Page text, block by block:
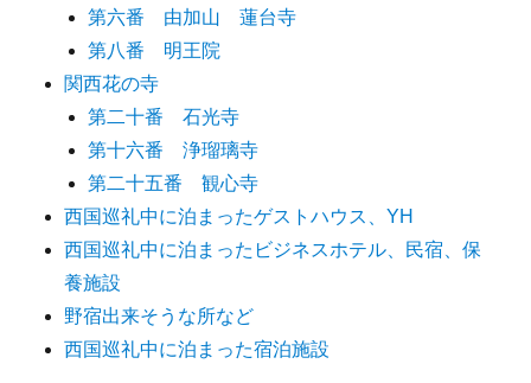
第六番 由加山 蓮台寺
第八番 明王院
関西花の寺
第二十番 石光寺
第十六番 浄瑠璃寺
第二十五番 観心寺
西国巡礼中に泊まったゲストハウス、YH
西国巡礼中に泊まったビジネスホテル、民宿、保
養施設
野宿出来そうな所など
西国巡礼中に泊まった宿泊施設